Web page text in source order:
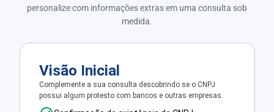
personalize com informações extras em uma consulta sob
medida.
Visão Inicial
Complemente a sua consulta descobrindo se o CNPJ
possui algum protesto com bancos e outras empresas.